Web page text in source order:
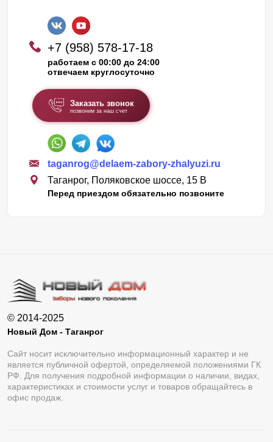
+7 (958) 578-17-18
работаем с 00:00 до 24:00
отвечаем круглосуточно
Заказать звонок
позвоним за наш счет
taganrog@delaem-zabory-zhalyuzi.ru
Таганрог, Поляковское шоссе, 15 В
Перед приездом обязательно позвоните
© 2014-2025
Новый Дом - Таганрог
Сайт носит исключительно информационный характер и не
является публичной офертой, определяемой положениями ГК
РФ. Для получения подробной информации о наличии, видах,
характеристиках и стоимости услуг и товаров обращайтесь в
офис продаж.